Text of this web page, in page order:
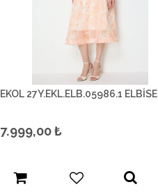
EKOL 27Y.EKL.ELB.05986.1 ELBİSE
7.999,00₺